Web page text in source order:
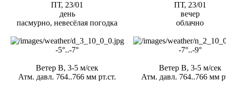
ПТ, 23/01
день
пасмурно, невесёлая погодка
-5°..-7°
Ветер В, 3-5 м/сек
Атм. давл. 764..766 мм рт.ст.
ПТ, 23/01
вечер
облачно
-7°..-9°
Ветер В, 3-5 м/сек
Атм. давл. 764..766 мм